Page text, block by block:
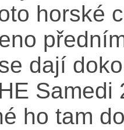
horské
dají
ho tam